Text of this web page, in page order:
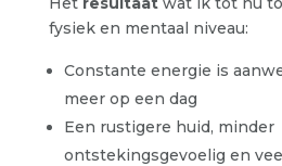
fysiek en mentaal niveau:
Constante energie is
meer op een dag
Een rustigere huid, minder
ontstekingsgevoelig en